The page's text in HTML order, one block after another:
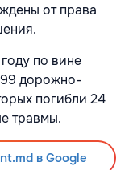
от права
по вине
дорожно-
погибли 24
травмы.
в Google